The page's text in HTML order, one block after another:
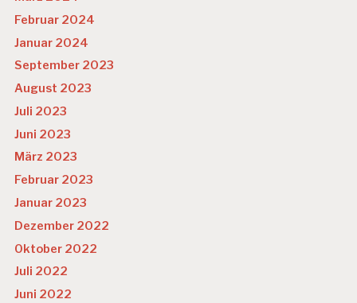
Februar 2024
Januar 2024
September 2023
August 2023
Juli 2023
Juni 2023
März 2023
Februar 2023
Januar 2023
Dezember 2022
Oktober 2022
Juli 2022
Juni 2022